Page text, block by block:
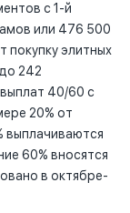
с 1-й
или 476 500
покупку элитных
242
40/60 с
20% от
выплачиваются
60% вносятся
в октябре-